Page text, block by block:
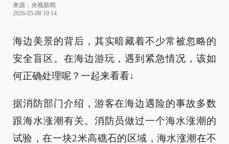
来源： 央视新闻
2026-05-08 10:14
海边美景的背后，其实暗藏着不少常被忽略的
安全盲区。在海边游玩，遇到紧急情况，该如
何正确处理呢？一起来看看↓
据消防部门介绍，游客在海边遇险的事故多数
跟海水涨潮有关。消防员做过一个海水涨潮的
试验，在一块2米高礁石的区域，海水涨潮在不